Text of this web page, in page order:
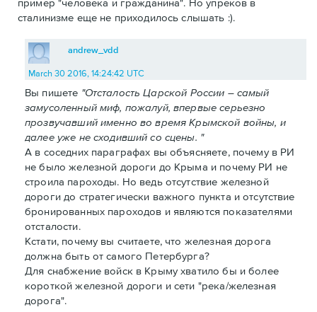
пример "человека и гражданина". Но упреков в
сталинизме еще не приходилось слышать :).
andrew_vdd
March 30 2016, 14:24:42 UTC
Вы пишете "Отсталость Царской России – самый
замусоленный миф, пожалуй, впервые серьезно
прозвучавший именно во время Крымской войны, и
далее уже не сходивший со сцены. "
А в соседних параграфах вы объясняете, почему в РИ
не было железной дороги до Крыма и почему РИ не
строила пароходы. Но ведь отсутствие железной
дороги до стратегически важного пункта и отсутствие
бронированных пароходов и являются показателями
отсталости.
Кстати, почему вы считаете, что железная дорога
должна быть от самого Петербурга?
Для снабжение войск в Крыму хватило бы и более
короткой железной дороги и сети "река/железная
дорога".